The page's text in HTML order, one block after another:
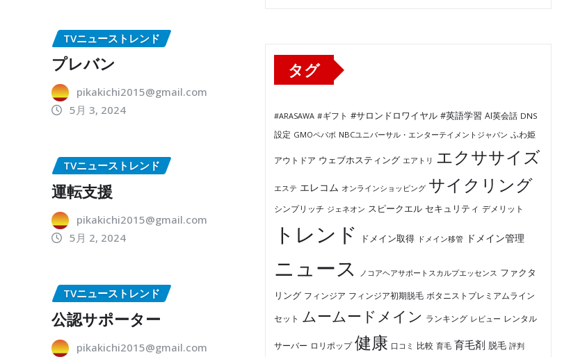
TVニューストレンド
プレバン
pikakichi2015@gmail.com
5月 3, 2024
TVニューストレンド
運転支援
pikakichi2015@gmail.com
5月 2, 2024
TVニューストレンド
公認サポーター
pikakichi2015@gmail.com
タグ
#ARASAWA #ギフト #サロンドロワイヤル #英語学習 AI英会話 DNS
設定 GMOペパボ NBCユニバーサル・エンターテイメントジャパン ふわ姫
アウトドア ウェブホスティング エアトリ エクササイズ
エステ エレコム オンラインショッピング サイクリング
シンプリッチ ジェネオン スピークエル セキュリティ デメリット
トレンド ドメイン取得 ドメイン移管 ドメイン管理
ニュース ノコアヘアサポートスカルプエッセンス ファクタ
リング フィンジア フィンジア初期脱毛 ボタニストプレミアムライン
セット ムームードメイン ランキング レビュー レンタル
サーバー ロリポップ 健康 口コミ 比較 育毛 育毛剤 脱毛 評判